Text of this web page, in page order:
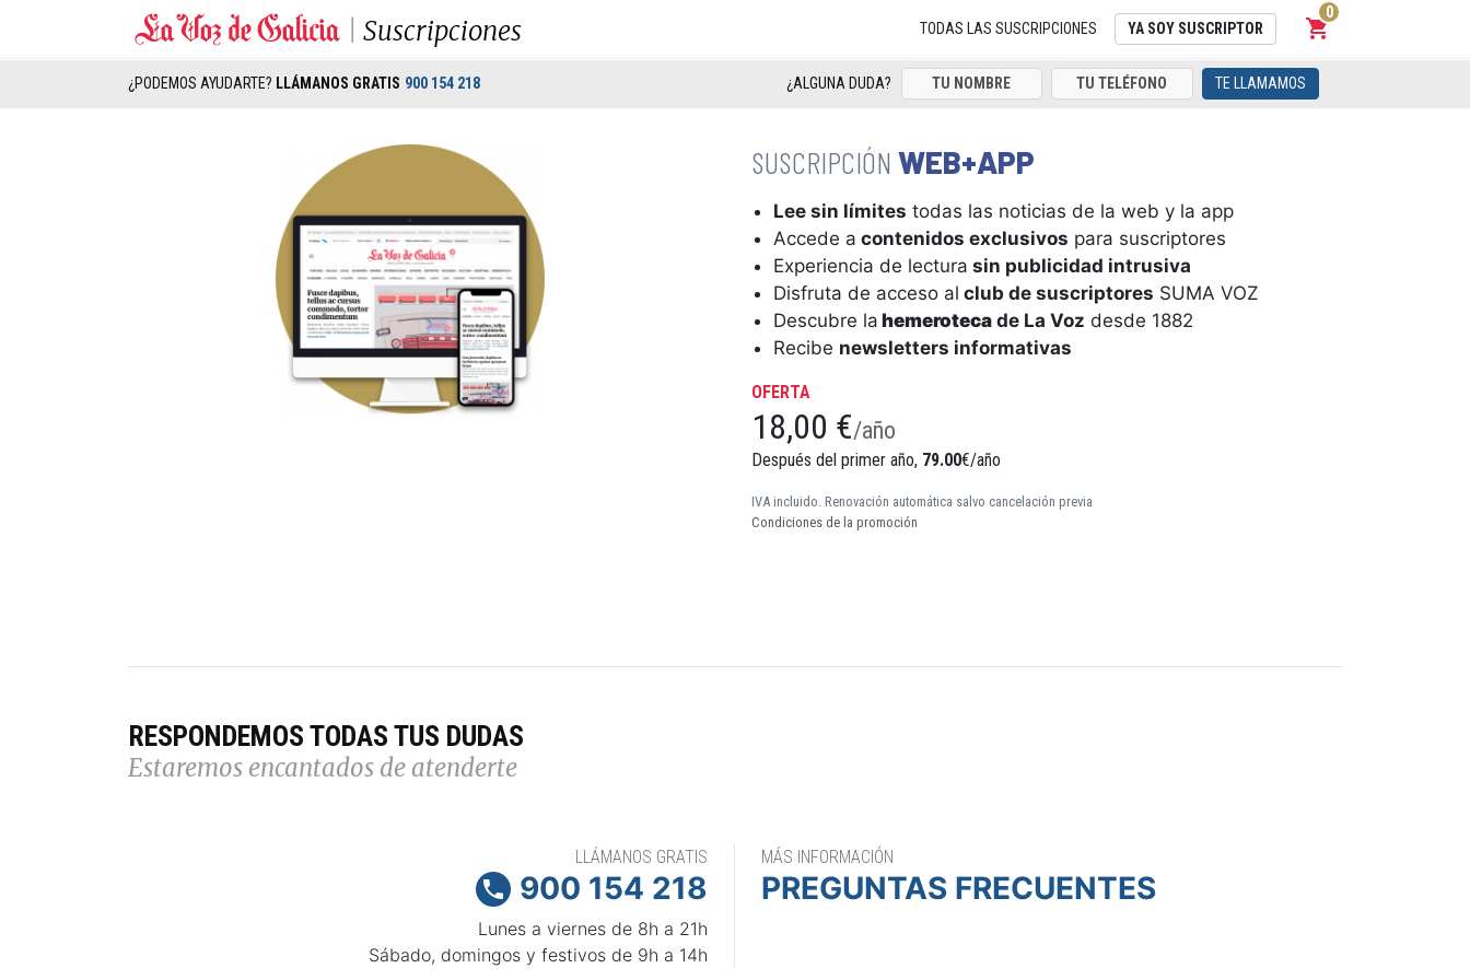
Suscripciones TODAS LAS SUSCRIPCIONES YA SOY SUSCRIPTOR shopping_cart
Carrito
0
¿PODEMOS AYUDARTE? LLÁMANOS GRATIS 900 154 218 ¿ALGUNA DUDA? TE LLAMAMOS
WEB+APP
Lee sin límites todas las noticias de la web y la app
Accede a contenidos exclusivos para suscriptores
Experiencia de lectura sin publicidad intrusiva
Disfruta de acceso al club de suscriptores SUMA VOZ
Descubre la hemeroteca de La Voz desde 1882
Recibe newsletters informativas
OFERTA
18,00 €/año
Después del primer año, 79.00€/año
IVA incluido. Renovación automática salvo cancelación previa
Condiciones de la promoción
RESPONDEMOS TODAS TUS DUDAS
Estaremos encantados de atenderte
LLÁMANOS GRATIS
 900 154 218
Lunes a viernes de 8h a 21h
Sábado, domingos y festivos de 9h a 14h
MÁS INFORMACIÓN
PREGUNTAS FRECUENTES